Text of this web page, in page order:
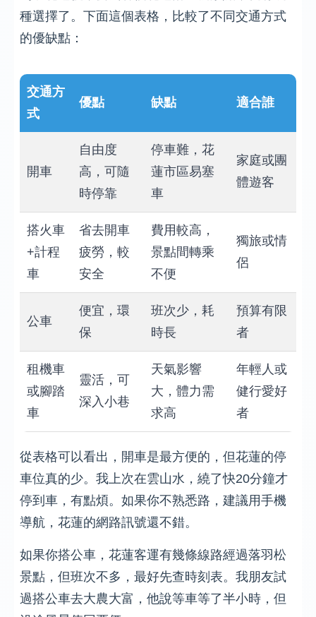
種選擇了。下面這個表格，比較了不同交通方式
的優缺點：
交通方
式
優點 缺點 適合誰
開車
自由度
高，可隨
時停靠
停車難，花
蓮市區易塞
車
家庭或團
體遊客
搭火車
+計程
車
省去開車
疲勞，較
安全
費用較高，
景點間轉乘
不便
獨旅或情
侶
公車
便宜，環
保
班次少，耗
時長
預算有限
者
租機車
或腳踏
車
靈活，可
深入小巷
天氣影響
大，體力需
求高
年輕人或
健行愛好
者
從表格可以看出，開車是最方便的，但花蓮的停
車位真的少。我上次在雲山水，繞了快20分鐘才
停到車，有點煩。如果你不熟悉路，建議用手機
導航，花蓮的網路訊號還不錯。
如果你搭公車，花蓮客運有幾條線路經過落羽松
景點，但班次不多，最好先查時刻表。我朋友試
過搭公車去大農大富，他說等車等了半小時，但